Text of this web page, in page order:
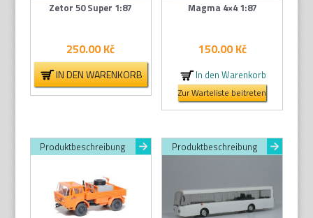
Zetor 50 Super 1:87
250.00Kč
IN DEN WARENKORB
Magma 4×4 1:87
150.00Kč
In den Warenkorb
Zur Warteliste beitreten
Produktbeschreibung Produktbeschreibung